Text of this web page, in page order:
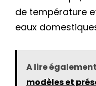
de température
eaux
A lire
modèles et